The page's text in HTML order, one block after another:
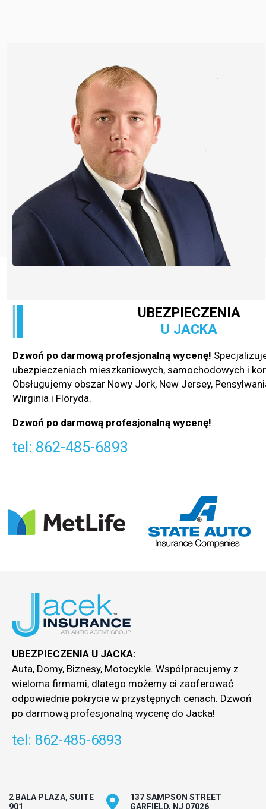
UBEZPIECZENIA
U JACKA
Dzwoń po darmową profesjonalną wycenę!
ubezpieczeniach mieszkaniowych, samochodowych i
Obsługujemy obszar Nowy Jork, New Jersey,
Wirginia i Floryda.
Dzwoń po darmową profesjonalną wycenę!
tel: 862-485-6893
UBEZPIECZENIA U JACKA:
Auta, Domy, Biznesy, Motocykle. Współpracujemy z
wieloma firmami, dlatego możemy ci zaoferować
odpowiednie pokrycie w przystępnych cenach. Dzwoń
po darmową profesjonalną wycenę do Jacka!
tel: 862-485-6893
2 BALA PLAZA, SUITE
901
137 SAMPSON STREET
GARFIELD, NJ 07026